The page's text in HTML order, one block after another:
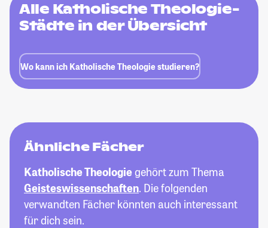
Alle Katholische Theologie-
Städte in der Übersicht
Wo kann ich Katholische Theologie studieren?
Ähnliche Fächer
Katholische Theologiegehört zum Thema
Geisteswissenschaften. Die folgenden
verwandten Fächer könnten auch interessant
für dich sein.